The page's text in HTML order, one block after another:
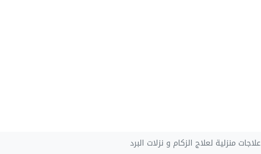
علاجات منزلية لعلاج الزكام و نزلات البرد